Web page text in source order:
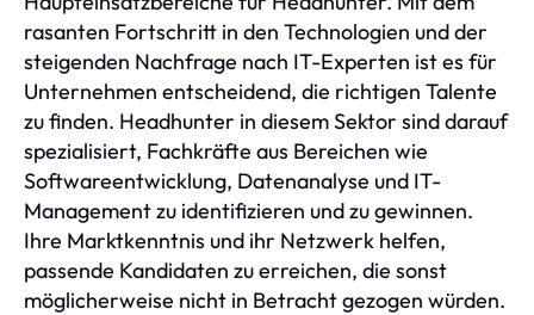
rasanten Fortschritt in den Technologien und der
steigenden Nachfrage nach IT-Experten ist es für
Unternehmen entscheidend, die richtigen Talente
zu finden. Headhunter in diesem Sektor sind darauf
spezialisiert, Fachkräfte aus Bereichen wie
Softwareentwicklung, Datenanalyse und IT-
Management zu identifizieren und zu gewinnen.
Ihre Marktkenntnis und ihr Netzwerk helfen,
passende Kandidaten zu erreichen, die sonst
möglicherweise nicht in Betracht gezogen würden.